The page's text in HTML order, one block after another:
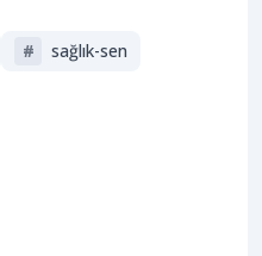
#
sağlık-sen